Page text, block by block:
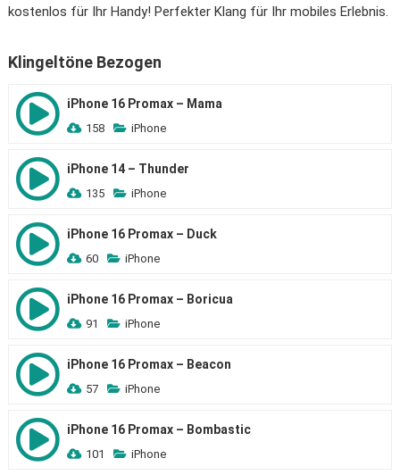
kostenlos für Ihr Handy! Perfekter Klang für Ihr mobiles Erlebnis.
Klingeltöne Bezogen
iPhone 16 Promax – Mama
158 iPhone
iPhone 14 – Thunder
135 iPhone
iPhone 16 Promax – Duck
60 iPhone
iPhone 16 Promax – Boricua
91 iPhone
iPhone 16 Promax – Beacon
57 iPhone
iPhone 16 Promax – Bombastic
101 iPhone